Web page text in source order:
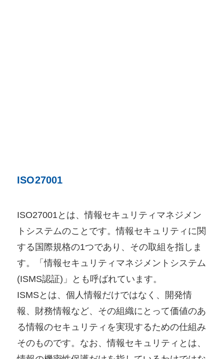
ISO27001
ISO27001とは、情報セキュリティマネジメン
トシステムのことです。情報セキュリティに関
する国際規格の1つであり、その取組を指しま
す。「情報セキュリティマネジメントシステム
(ISMS認証)」とも呼ばれています。
ISMSとは、個人情報だけではなく、開発情
報、財務情報など、その組織にとって価値のあ
る情報のセキュリティを実現するための仕組み
そのものです。なお、情報セキュリティとは、